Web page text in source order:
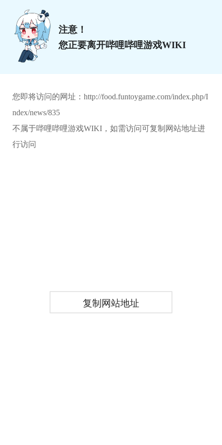
注意！
您正要离开哔哩哔哩游戏WIKI
您即将访问的网址： http://food.funtoygame.com/index.php/I
ndex/news/835
不属于哔哩哔哩游戏WIKI，如需访问可复制网站地址进
行访问
复制网站地址